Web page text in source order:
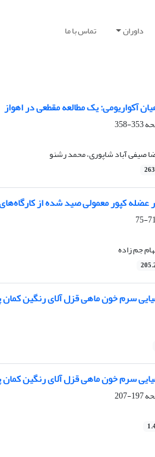
داوران تماس با ما
آکواریومی: یک مطالعه مقطعی در اهواز
353-358
صیفی آباد شاپوری، محمد رشنو
در عضله کپور معمولی صید شده از
71-75
جم زاده
سرم خون ماهی قزل آلای رنگین
سرم خون ماهی قزل آلای رنگین
197-207